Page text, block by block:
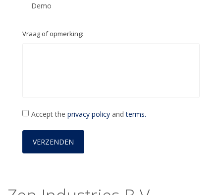
Demo
Vraag of opmerking:
Accept the privacy policyandterms.